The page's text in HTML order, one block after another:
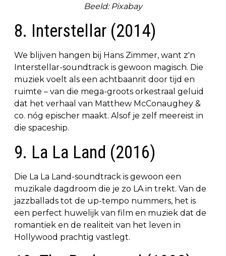
Beeld: Pixabay
8. Interstellar (2014)
We blijven hangen bij Hans Zimmer, want z'n
Interstellar-soundtrack is gewoon magisch. Die
muziek voelt als een achtbaanrit door tijd en
ruimte – van die mega-groots orkestraal geluid
dat het verhaal van Matthew McConaughey &
co. nóg epischer maakt. Alsof je zelf meereist in
die spaceship.
9. La La Land (2016)
Die La La Land-soundtrack is gewoon een
muzikale dagdroom die je zo LA in trekt. Van de
jazzballads tot de up-tempo nummers, het is
een perfect huwelijk van film en muziek dat de
romantiek en de realiteit van het leven in
Hollywood prachtig vastlegt.